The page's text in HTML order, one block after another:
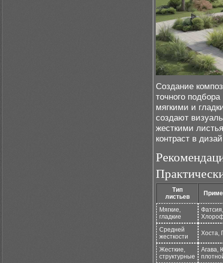
Создание
точного
мягкими и
создают
жесткими
контраст в
Тип
листьев
Мягкие,
гладкие
Средней
жесткости
Хоста,
Жесткие,
структурные
Агава,